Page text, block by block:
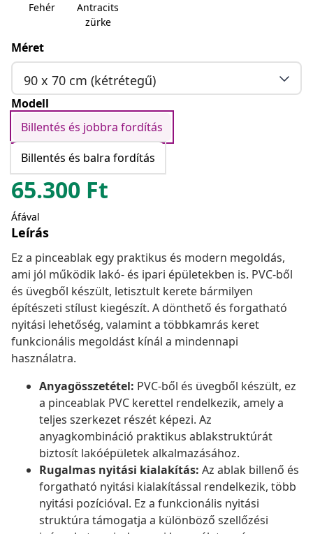
Fehér
Antracits
zürke
Méret
90 x 70 cm (kétrétegű)
Modell
Billentés és jobbra fordítás
Billentés és balra fordítás
65.300 Ft
Áfával
Leírás
Ez a pinceablak egy praktikus és modern megoldás,
ami jól működik lakó- és ipari épületekben is. PVC-ből
és üvegből készült, letisztult kerete bármilyen
építészeti stílust kiegészít. A dönthető és forgatható
nyitási lehetőség, valamint a többkamrás keret
funkcionális megoldást kínál a mindennapi
használatra.
Anyagösszetétel: PVC-ből és üvegből készült, ez
a pinceablak PVC kerettel rendelkezik, amely a
teljes szerkezet részét képezi. Az
anyagkombináció praktikus ablakstruktúrát
biztosít lakóépületek alkalmazásához.
Rugalmas nyitási kialakítás: Az ablak billenő és
forgatható nyitási kialakítással rendelkezik, több
nyitási pozícióval. Ez a funkcionális nyitási
struktúra támogatja a különböző szellőzési